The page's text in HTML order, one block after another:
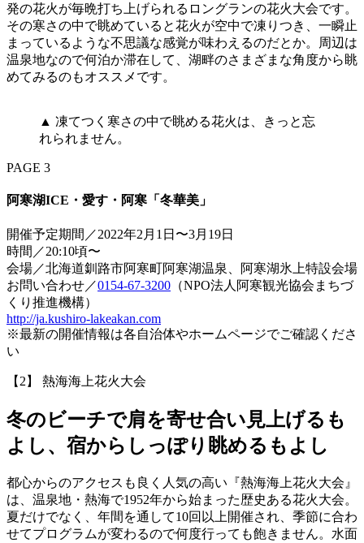
発の花火が毎晩打ち上げられるロングランの花火大会です。
その寒さの中で眺めていると花火が空中で凍りつき、一瞬止
まっているような不思議な感覚が味わえるのだとか。周辺は
温泉地なので何泊か滞在して、湖畔のさまざまな角度から眺
めてみるのもオススメです。
▲ 凍てつく寒さの中で眺める花火は、きっと忘
れられません。
PAGE 3
阿寒湖ICE・愛す・阿寒「冬華美」
開催予定期間／2022年2月1日〜3月19日
時間／20:10頃〜
会場／北海道釧路市阿寒町阿寒湖温泉、阿寒湖氷上特設会場
お問い合わせ／0154-67-3200 （NPO法人阿寒観光協会まちづ
くり推進機構）
http://ja.kushiro-lakeakan.com
※最新の開催情報は各自治体やホームページでご確認くださ
い
【2】 熱海海上花火大会
冬のビーチで肩を寄せ合い見上げるも
よし、宿からしっぽり眺めるもよし
都心からのアクセスも良く人気の高い『熱海海上花火大会』
は、温泉地・熱海で1952年から始まった歴史ある花火大会。
夏だけでなく、年間を通して10回以上開催され、季節に合わ
せてプログラムが変わるので何度行っても飽きません。水面